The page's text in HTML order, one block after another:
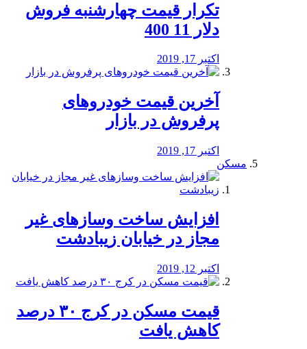
تکرار قیمت چهارشنبه فروش
دلار 11 400
اکتبر 17, 2019
آخرین قیمت خودرو‌های
پرفروش در بازار
اکتبر 17, 2019
مسکن
افزایش ساخت وسازهای غیر
مجاز در خیابان زیبادشت
اکتبر 12, 2019
️قیمت مسکن در کرج ۳۰ درصد
کاهش یافت